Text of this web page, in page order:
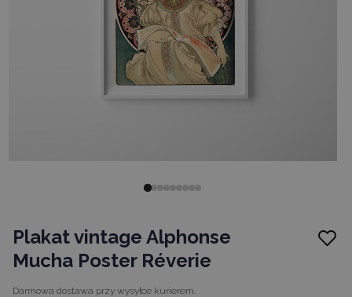
Plakat vintage Alphonse
Mucha Poster Réverie
Darmowa dostawa przy wysyłce kurierem.